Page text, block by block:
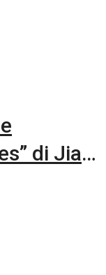
di Jia